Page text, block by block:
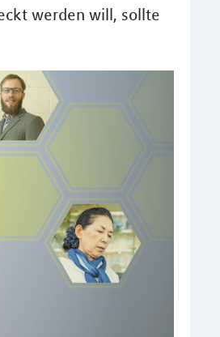
werden will, sollte